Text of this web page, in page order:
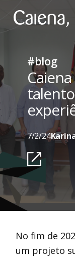
#blog
7/2/24
No fim de
um projeto